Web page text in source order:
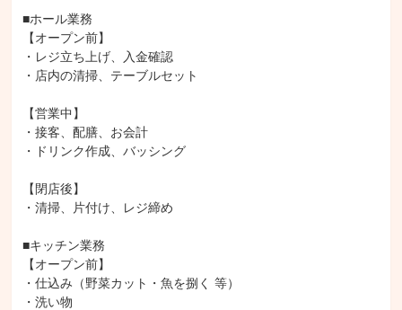
■ホール業務
【オープン前】
・レジ立ち上げ、入金確認
・店内の清掃、テーブルセット
【営業中】
・接客、配膳、お会計
・ドリンク作成、バッシング
【閉店後】
・清掃、片付け、レジ締め
■キッチン業務
【オープン前】
・仕込み（野菜カット・魚を捌く 等）
・洗い物